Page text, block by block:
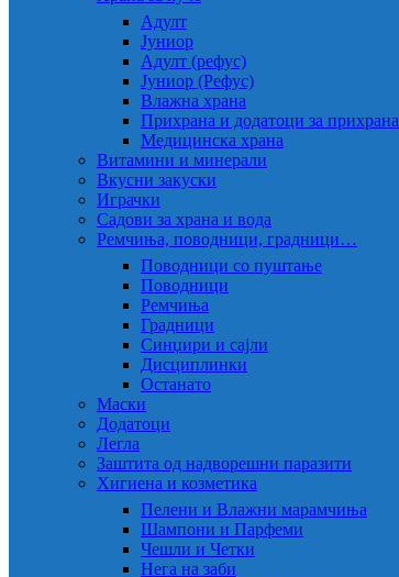
Адулт
Јуниор
Адулт (рефус)
Јуниор (Рефус)
Влажна храна
Прихрана и додатоци за прихрана
Медицинска храна
Витамини и минерали
Вкусни закуски
Играчки
Садови за храна и вода
Ремчиња, поводници, градници…
Поводници со пуштање
Поводници
Ремчиња
Градници
Синџири и сајли
Дисциплинки
Останато
Маски
Додатоци
Легла
Заштита од надворешни паразити
Хигиена и козметика
Пелени и Влажни марамчиња
Шампони и Парфеми
Чешли и Четки
Нега на заби